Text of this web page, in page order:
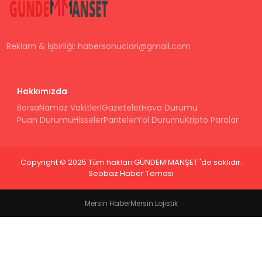
Reklam & İşbirliği:habersonuclari@gmail.com
Hakkımızda
BorsaNamaz VakitleriGazetelerHava Durumu
Puan DurumuHisselerParitelerYol DurumuKripto Paralar
Copyright © 2025 Tüm hakları GÜNDEM MANŞET 'de saklıdır.
Seobaz Haber Teması
Mersin HaberMersin Lojistik